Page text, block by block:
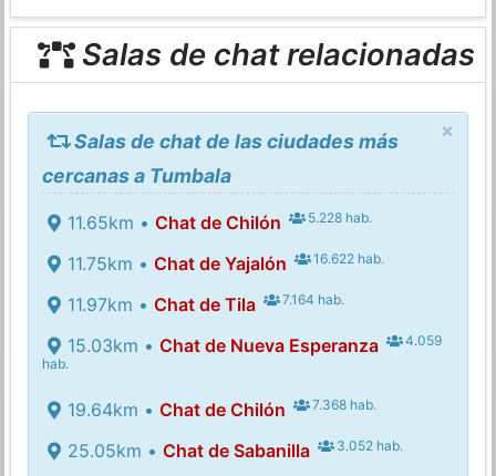
Salas de chat relacionadas
×
Salas de chat de las ciudades más
cercanas a Tumbala
11.65km • Chat de Chilón 5.228 hab.
11.75km • Chat de Yajalón 16.622 hab.
11.97km • Chat de Tila 7.164 hab.
15.03km • Chat de Nueva Esperanza
4.059
hab.
19.64km • Chat de Chilón 7.368 hab.
25.05km • Chat de Sabanilla 3.052 hab.